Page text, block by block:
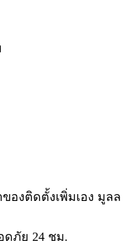
องติดตั้งเพิ่มเอง มูลล
ดภัย 24 ชม.